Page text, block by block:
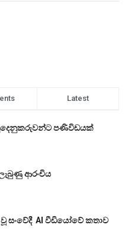
Latest
පණිවිඩයක්
ආරංචිය
AI වීඩියෝවේ කතාව